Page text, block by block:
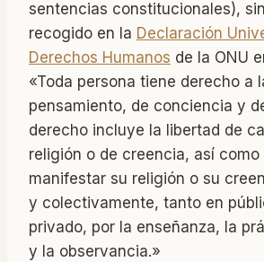
sentencias constitucionales),
recogido en la Declaración
Derechos Humanos de la ONU
«Toda persona tiene derecho a
pensamiento, de conciencia y
derecho incluye la libertad de
religión o de creencia, así como
manifestar su religión o su
y colectivamente, tanto en
privado, por la enseñanza, la
y la observancia.»